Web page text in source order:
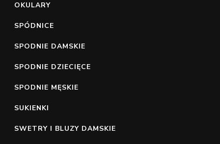
OKULARY
SPÓDNICE
SPODNIE DAMSKIE
SPODNIE DZIECIĘCE
SPODNIE MĘSKIE
SUKIENKI
SWETRY I BLUZY DAMSKIE